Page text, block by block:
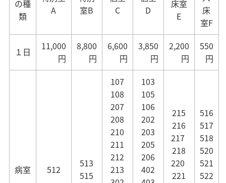
の種
類
A
室B
C
D
床室
E
床
室F
１日
11,000
円
8,800
円
6,600
円
3,850
円
2,200
円
550
円
病室 512
513
515
107
108
207
208
210
211
212
213
103
105
106
202
203
205
206
402
215
216
217
218
220
221
516
517
518
520
521
522